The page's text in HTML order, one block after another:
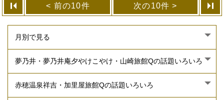
前の10件 次の10件